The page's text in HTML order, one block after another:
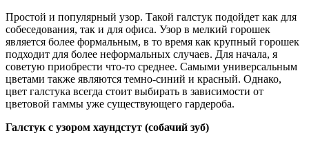
Простой и популярный узор. Такой галстук подойдет как для
собеседования, так и для офиса. Узор в мелкий горошек
является более формальным, в то время как крупный горошек
подходит для более неформальных случаев. Для начала, я
советую приобрести что-то среднее. Самыми универсальным
цветами также являются темно-синий и красный. Однако,
цвет галстука всегда стоит выбирать в зависимости от
цветовой гаммы уже существующего гардероба.
Галстук с узором хаундстут (собачий зуб)